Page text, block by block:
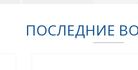
ПОСЛЕДНИЕ